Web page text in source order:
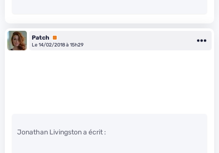
Patch Premium
Le 14/02/2018 à 15h29
Jonathan Livingston a écrit :